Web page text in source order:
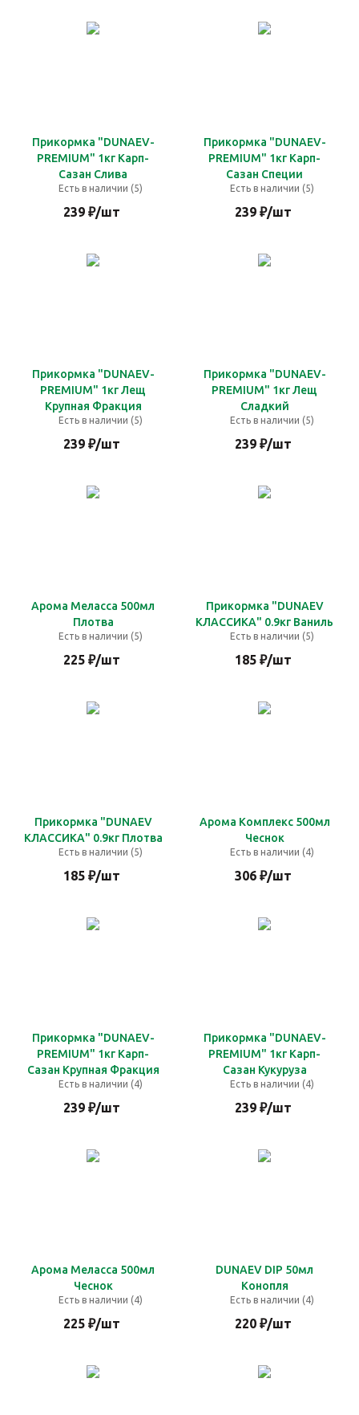
Прикормка "DUNAEV-
PREMIUM" 1кг Карп-
Сазан Слива
Есть в наличии (5)
239₽/шт
Прикормка "DUNAEV-
PREMIUM" 1кг Карп-
Сазан Специи
Есть в наличии (5)
239₽/шт
Прикормка "DUNAEV-
PREMIUM" 1кг Лещ
Крупная Фракция
Есть в наличии (5)
239₽/шт
Прикормка "DUNAEV-
PREMIUM" 1кг Лещ
Сладкий
Есть в наличии (5)
239₽/шт
Арома Меласса 500мл
Плотва
Есть в наличии (5)
225₽/шт
Прикормка "DUNAEV
КЛАССИКА" 0.9кг Ваниль
Есть в наличии (5)
185₽/шт
Прикормка "DUNAEV
КЛАССИКА" 0.9кг Плотва
Есть в наличии (5)
185₽/шт
Арома Комплекс 500мл
Чеснок
Есть в наличии (4)
306₽/шт
Прикормка "DUNAEV-
PREMIUM" 1кг Карп-
Сазан Крупная Фракция
Есть в наличии (4)
239₽/шт
Прикормка "DUNAEV-
PREMIUM" 1кг Карп-
Сазан Кукуруза
Есть в наличии (4)
239₽/шт
Арома Меласса 500мл
Чеснок
Есть в наличии (4)
225₽/шт
DUNAEV DIP 50мл
Конопля
Есть в наличии (4)
220₽/шт